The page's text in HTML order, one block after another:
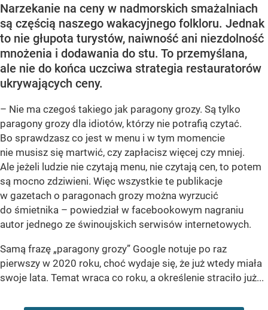
Narzekanie na ceny w nadmorskich smażalniach
są częścią naszego wakacyjnego folkloru. Jednak
to nie głupota turystów, naiwność ani niezdolność
mnożenia i dodawania do stu. To przemyślana,
ale nie do końca uczciwa strategia restauratorów
ukrywających ceny.
– Nie ma czegoś takiego jak paragony grozy. Są tylko
paragony grozy dla idiotów, którzy nie potrafią czytać.
Bo sprawdzasz co jest w menu i w tym momencie
nie musisz się martwić, czy zapłacisz więcej czy mniej.
Ale jeżeli ludzie nie czytają menu, nie czytają cen, to potem
są mocno zdziwieni. Więc wszystkie te publikacje
w gazetach o paragonach grozy można wyrzucić
do śmietnika – powiedział w facebookowym nagraniu
autor jednego ze świnoujskich serwisów internetowych.
Samą frazę „paragony grozy” Google notuje po raz
pierwszy w 2020 roku, choć wydaje się, że już wtedy miała
swoje lata. Temat wraca co roku, a określenie straciło już...